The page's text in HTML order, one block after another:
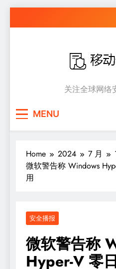
to
移动安
关注全球网络
MENU
Home 2024 7 月
微软警告称 Windows
用
安全播报
微软警告称
Hyper-V 零